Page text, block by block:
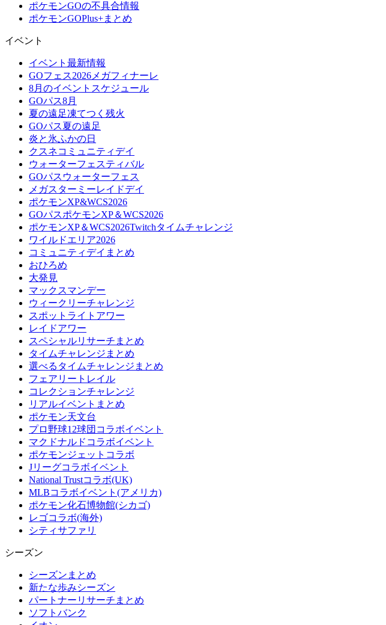
ポケモンGOの不具合情報
ポケモンGOPlus+まとめ
イベント
イベント最新情報
GOフェス2026メガフィナーレ
8月のイベントスケジュール
GOパス8月
夏の遠足凍てつく残火
GOパス夏の遠足
炎と氷ふかの日
クスネコミュニティデイ
ウォーターフェスティバル
GOパスウォーターフェス
メガスターミーレイドデイ
ポケモンXP&WCS2026
GOパスポケモンXP＆WCS2026
ポケモンXP＆WCS2026Twitchタイムチャレンジ
ワイルドエリア2026
コミュニティデイまとめ
おひろめ
大発見
マックスマンデー
ウィークリーチャレンジ
スポットライトアワー
レイドアワー
スペシャルリサーチまとめ
タイムチャレンジまとめ
選べるタイムチャレンジまとめ
フェアリートレイル
コレクションチャレンジ
リアルイベントまとめ
ポケモン天文台
プロ野球12球団コラボイベント
マクドナルドコラボイベント
ポケモンジェットコラボ
Jリーグコラボイベント
National Trustコラボ(UK)
MLBコラボイベント(アメリカ)
ポケモン化石博物館(シカゴ)
レゴコラボ(海外)
シティサファリ
シーズン
シーズンまとめ
新たな歩みシーズン
パートナーリサーチまとめ
ソフトバンク